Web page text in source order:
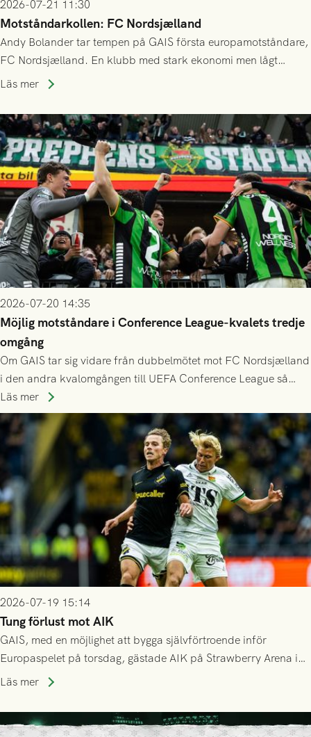
2026-07-21 11:30
Motståndarkollen: FC Nordsjælland
Andy Bolander tar tempen på GAIS första europamotståndare,
FC Nordsjælland. En klubb med stark ekonomi men lågt
publiksnitt, ett lag med både kollektiv styrka och individuell
Läs mer
2026-07-20 14:35
Möjlig motståndare i Conference League-kvalets tredje
omgång
Om GAIS tar sig vidare från dubbelmötet mot FC Nordsjælland
i den andra kvalomgången till UEFA Conference League så
spelas den tredje kvalomgången kort därpå. Motståndare blir
då vinnaren i mötet mellan isländska Valur och HŠK Zrinjski
Mostar från Bosnien och Hercegovina.
Läs mer
2026-07-19 15:14
Tung förlust mot AIK
GAIS, med en möjlighet att bygga självförtroende inför
Europaspelet på torsdag, gästade AIK på Strawberry Arena i
Stockholm . Men trots konstant hotande i första halvlek av
lyckades få in 2-0.
Läs mer